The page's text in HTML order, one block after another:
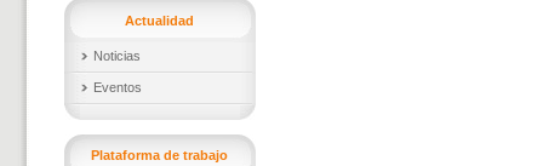
Actualidad
Noticias
Eventos
Plataforma de trabajo